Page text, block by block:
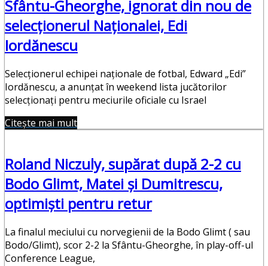
Sfântu-Gheorghe, ignorat din nou de
selecţionerul Naţionalei, Edi
Iordănescu
Selecţionerul echipei naţionale de fotbal, Edward „Edi”
Iordănescu, a anunţat în weekend lista jucătorilor
selecţionaţi pentru meciurile oficiale cu Israel
Citește mai mult
Roland Niczuly, supărat după 2-2 cu
Bodo Glimt, Matei şi Dumitrescu,
optimişti pentru retur
La finalul meciului cu norvegienii de la Bodo Glimt ( sau
Bodo/Glimt), scor 2-2 la Sfântu-Gheorghe, în play-off-ul
Conference League,